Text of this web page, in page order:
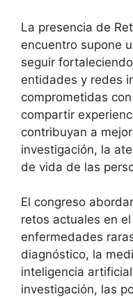
La presencia de
encuentro supone
seguir
entidades y redes
comprometidas
compartir
contribuyan a
investigación, la
de vida de las
El congreso
retos actuales en
enfermedades
diagnóstico, la
inteligencia
investigación, las